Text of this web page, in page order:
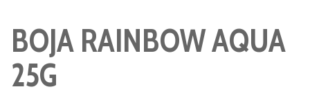
BOJA RAINBOW AQUA
25G